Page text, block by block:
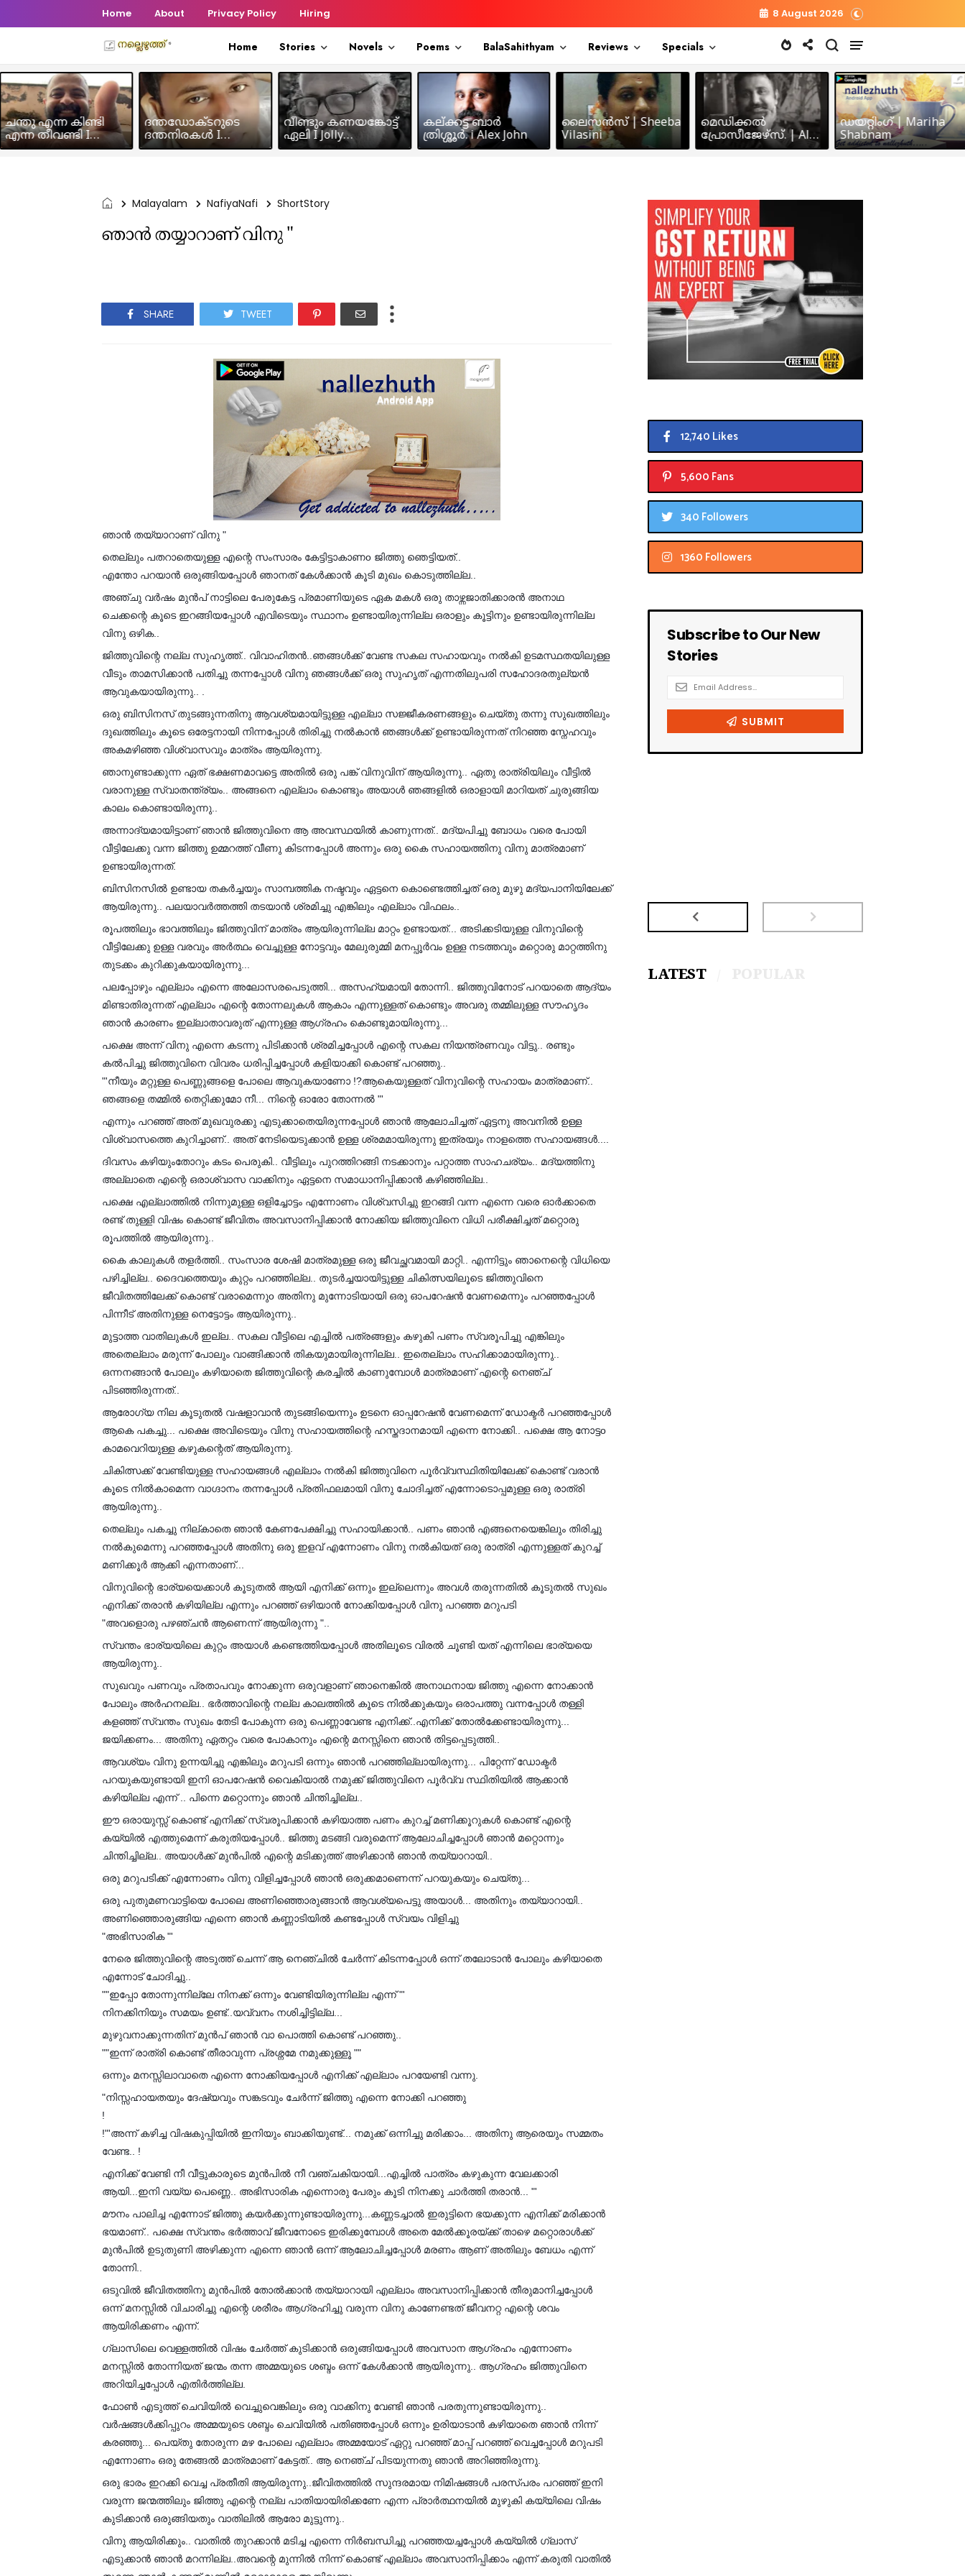
Home About Privacy Policy Hiring 8 August 2026
Home Stories Novels Poems BalaSahithyam Reviews Specials
ചന്തു എന്ന കിണ്ടി
എന്ന തീവണ്ടി I
Humour Story I Rajeev
ദന്തഡോക്ടറുടെ
ദന്തനിരകൾ I
Humour I Hussain MK
വീണ്ടും കണയങ്കോട്ട്
ഏലി I Jolly
Chakramakkil
കല്ക്കട്ട ബാർ
ത്രിശ്ശൂർ. i Alex John
ലൈസൻസ് | Sheeba
Vilasini
മെഡിക്കൽ
പ്രോസീജേഴ്സ്‌. | Alex
John
ഡയറ്റിംഗ് | Mariha
Shabnam
Malayalam NafiyaNafi ShortStory
ഞാൻ തയ്യാറാണ് വിനു "
SHARE TWEET
ഞാൻ തയ്യാറാണ് വിനു "
തെല്ലും പതറാതെയുള്ള എന്റെ സംസാരം കേട്ടിട്ടാകാണo ജിത്തു ഞെട്ടിയത്..
എന്തോ പറയാൻ ഒരുങ്ങിയപ്പോൾ ഞാനത് കേൾക്കാൻ കൂടി മുഖം കൊടുത്തില്ല..
അഞ്ചു വർഷം മുൻപ് നാട്ടിലെ പേരുകേട്ട പ്രമാണിയുടെ ഏക മകൾ ഒരു താഴ്ന്നജാതിക്കാരൻ അനാഥ
ചെക്കന്റെ കൂടെ ഇറങ്ങിയപ്പോൾ എവിടെയും സ്ഥാനം ഉണ്ടായിരുന്നില്ല ഒരാളും കൂട്ടിനും ഉണ്ടായിരുന്നില്ല
വിനു ഒഴിക..
ജിത്തുവിന്റെ നല്ല സുഹൃത്ത്‌.. വിവാഹിതൻ..ഞങ്ങൾക്ക് വേണ്ട സകല സഹായവും നൽകി ഉടമസ്ഥതയിലുള്ള
വീടും താമസിക്കാൻ പതിച്ചു തന്നപ്പോൾ വിനു ഞങ്ങൾക്ക് ഒരു സുഹൃത് എന്നതിലുപരി സഹോദരതുല്യൻ
ആവുകയായിരുന്നു.. .
ഒരു ബിസിനസ്‌ തുടങ്ങുന്നതിനു ആവശ്യമായിട്ടുള്ള എല്ലാ സജ്ജീകരണങ്ങളും ചെയ്തു തന്നു സുഖത്തിലും
ദുഖത്തിലും കൂടെ ഒരേട്ടനായി നിന്നപ്പോൾ തിരിച്ചു നൽകാൻ ഞങ്ങൾക്ക് ഉണ്ടായിരുന്നത് നിറഞ്ഞ സ്നേഹവും
അകമഴിഞ്ഞ വിശ്വാസവും മാത്രം ആയിരുന്നു.
ഞാനുണ്ടാക്കുന്ന ഏത് ഭക്ഷണമാവട്ടെ അതിൽ ഒരു പങ്ക് വിനുവിന് ആയിരുന്നു.. ഏതു രാത്രിയിലും വീട്ടിൽ
വരാനുള്ള സ്വാതന്ത്ര്യം.. അങ്ങനെ എല്ലാം കൊണ്ടും അയാൾ ഞങ്ങളിൽ ഒരാളായി മാറിയത് ചുരുങ്ങിയ
കാലം കൊണ്ടായിരുന്നു..
അന്നാദ്യമായിട്ടാണ് ഞാൻ ജിത്തുവിനെ ആ അവസ്ഥയിൽ കാണുന്നത്.. മദ്യപിച്ചു ബോധം വരെ പോയി
വീട്ടിലേക്കു വന്ന ജിത്തു ഉമ്മറത്ത്‌ വീണു കിടന്നപ്പോൾ അന്നും ഒരു കൈ സഹായത്തിനു വിനു മാത്രമാണ്
ഉണ്ടായിരുന്നത്.
ബിസിനസിൽ ഉണ്ടായ തകർച്ചയും സാമ്പത്തിക നഷ്ടവും ഏട്ടനെ കൊണ്ടെത്തിച്ചത് ഒരു മുഴു മദ്യപാനിയിലേക്ക്
ആയിരുന്നു.. പലയാവർത്തത്തി തടയാൻ ശ്രമിച്ചു എങ്കിലും എല്ലാം വിഫലം..
രൂപത്തിലും ഭാവത്തിലും ജിത്തുവിന് മാത്രം ആയിരുന്നില്ല മാറ്റം ഉണ്ടായത്... അടിക്കടിയുള്ള വിനുവിന്റെ
വീട്ടിലേക്കു ഉള്ള വരവും അർത്ഥം വെച്ചുള്ള നോട്ടവും മേലുരുമ്മി മനപ്പൂർവം ഉള്ള നടത്തവും മറ്റൊരു മാറ്റത്തിനു
തുടക്കം കുറിക്കുകയായിരുന്നു...
പലപ്പോഴും എല്ലാം എന്നെ അലോസരപെടുത്തി... അസഹ്യമായി തോന്നി.. ജിത്തുവിനോട് പറയാതെ ആദ്യം
മിണ്ടാതിരുന്നത് എല്ലാം എന്റെ തോന്നലുകൾ ആകാം എന്നുള്ളത് കൊണ്ടും അവരു തമ്മിലുള്ള സൗഹൃദം
ഞാൻ കാരണം ഇല്ലാതാവരുത് എന്നുള്ള ആഗ്രഹം കൊണ്ടുമായിരുന്നു...
പക്ഷെ അന്ന് വിനു എന്നെ കടന്നു പിടിക്കാൻ ശ്രമിച്ചപ്പോൾ എന്റെ സകല നിയന്ത്രണവും വിട്ടു.. രണ്ടും
കൽപിച്ചു ജിത്തുവിനെ വിവരം ധരിപ്പിച്ചപ്പോൾ കളിയാക്കി കൊണ്ട് പറഞ്ഞു..
"'നീയും മറ്റുള്ള പെണ്ണുങ്ങളെ പോലെ ആവുകയാണോ !?ആകെയുള്ളത് വിനുവിന്റെ സഹായം മാത്രമാണ്..
ഞങ്ങളെ തമ്മിൽ തെറ്റിക്കുമോ നീ... നിന്റെ ഓരോ തോന്നൽ "'
എന്നും പറഞ്ഞ് അത് മുഖവുരക്കു എടുക്കാതെയിരുന്നപ്പോൾ ഞാൻ ആലോചിച്ചത് ഏട്ടനു അവനിൽ ഉള്ള
വിശ്വാസത്തെ കുറിച്ചാണ്.. അത് നേടിയെടുക്കാൻ ഉള്ള ശ്രമമായിരുന്നു ഇത്രയും നാളത്തെ സഹായങ്ങൾ....
ദിവസം കഴിയുംതോറും കടം പെരുകി.. വീട്ടിലും പുറത്തിറങ്ങി നടക്കാനും പറ്റാത്ത സാഹചര്യം.. മദ്യത്തിനു
അല്ലാതെ എന്റെ ഒരാശ്വാസ വാക്കിനും ഏട്ടനെ സമാധാനിപ്പിക്കാൻ കഴിഞ്ഞില്ല..
പക്ഷെ എല്ലാത്തിൽ നിന്നുമുള്ള ഒളിച്ചോട്ടം എന്നോണം വിശ്വസിച്ചു ഇറങ്ങി വന്ന എന്നെ വരെ ഓർക്കാതെ
രണ്ട് തുള്ളി വിഷം കൊണ്ട് ജീവിതം അവസാനിപ്പിക്കാൻ നോക്കിയ ജിത്തുവിനെ വിധി പരീക്ഷിച്ചത് മറ്റൊരു
രൂപത്തിൽ ആയിരുന്നു..
കൈ കാലുകൾ തളർത്തി.. സംസാര ശേഷി മാത്രമുള്ള ഒരു ജീവച്ഛവമായി മാറ്റി.. എന്നിട്ടും ഞാനെന്റെ വിധിയെ
പഴിച്ചില്ല.. ദൈവത്തെയും കുറ്റം പറഞ്ഞില്ല.. തുടർച്ചയായിട്ടുള്ള ചികിത്സയിലൂടെ ജിത്തുവിനെ
ജീവിതത്തിലേക്ക് കൊണ്ട് വരാമെന്നുo അതിനു മുന്നോടിയായി ഒരു ഓപറേഷൻ വേണമെന്നും പറഞ്ഞപ്പോൾ
പിന്നീട് അതിനുള്ള നെട്ടോട്ടം ആയിരുന്നു..
മുട്ടാത്ത വാതിലുകൾ ഇല്ല.. സകല വീട്ടിലെ എച്ചിൽ പത്രങ്ങളും കഴുകി പണം സ്വരൂപിച്ചു എങ്കിലും
അതെല്ലാം മരുന്ന് പോലും വാങ്ങിക്കാൻ തികയുമായിരുന്നില്ല.. ഇതെല്ലാം സഹിക്കാമായിരുന്നു..
ഒന്നനങ്ങാൻ പോലും കഴിയാതെ ജിത്തുവിന്റെ കരച്ചിൽ കാണുമ്പോൾ മാത്രമാണ് എന്റെ നെഞ്ച്
പിടഞ്ഞിരുന്നത്..
ആരോഗ്യ നില കൂടുതൽ വഷളാവാൻ തുടങ്ങിയെന്നും ഉടനെ ഓപ്പറേഷൻ വേണമെന്ന് ഡോക്ടർ പറഞ്ഞപ്പോൾ
ആകെ പകച്ചു... പക്ഷെ അവിടെയും വിനു സഹായത്തിന്റെ ഹസ്തദാനമായി എന്നെ നോക്കി.. പക്ഷെ ആ നോട്ടo
കാമവെറിയുള്ള കഴുകന്റെത് ആയിരുന്നു.
ചികിത്സക്ക് വേണ്ടിയുള്ള സഹായങ്ങൾ എല്ലാം നൽകി ജിത്തുവിനെ പൂർവ്വസ്ഥിതിയിലേക്ക് കൊണ്ട് വരാൻ
കൂടെ നിൽകാമെന്ന വാഗ്ദാനം തന്നപ്പോൾ പ്രതിഫലമായി വിനു ചോദിച്ചത് എന്നോടൊപ്പമുള്ള ഒരു രാത്രി
ആയിരുന്നു..
തെല്ലും പകച്ചു നില്കാതെ ഞാൻ കേണപേക്ഷിച്ചു സഹായിക്കാൻ.. പണം ഞാൻ എങ്ങനെയെങ്കിലും തിരിച്ചു
നൽകുമെന്നു പറഞ്ഞപ്പോൾ അതിനു ഒരു ഇളവ് എന്നോണം വിനു നൽകിയത് ഒരു രാത്രി എന്നുള്ളത് കുറച്ച്
മണിക്കൂർ ആക്കി എന്നതാണ്...
വിനുവിന്റെ ഭാര്യയെക്കാൾ കൂടുതൽ ആയി എനിക്ക് ഒന്നും ഇല്ലെന്നും അവൾ തരുന്നതിൽ കൂടുതൽ സുഖം
എനിക്ക് തരാൻ കഴിയില്ല എന്നും പറഞ്ഞ് ഒഴിയാൻ നോക്കിയപ്പോൾ വിനു പറഞ്ഞ മറുപടി
"അവളൊരു പഴഞ്ചൻ ആണെന്ന് ആയിരുന്നു "..
സ്വന്തം ഭാര്യയിലെ കുറ്റം അയാൾ കണ്ടെത്തിയപ്പോൾ അതിലൂടെ വിരൽ ചൂണ്ടി യത് എന്നിലെ ഭാര്യയെ
ആയിരുന്നു..
സുഖവും പണവും പ്രതാപവും നോക്കുന്ന ഒരുവളാണ് ഞാനെങ്കിൽ അനാഥനായ ജിത്തു എന്നെ നോക്കാൻ
പോലും അർഹനല്ല.. ഭർത്താവിന്റെ നല്ല കാലത്തിൽ കൂടെ നിൽക്കുകയും ഒരാപത്തു വന്നപ്പോൾ തള്ളി
കളഞ്ഞ് സ്വന്തം സുഖം തേടി പോകുന്ന ഒരു പെണ്ണാവേണ്ട എനിക്ക്..എനിക്ക് തോൽക്കേണ്ടായിരുന്നു...
ജയിക്കണം... അതിനു ഏതറ്റം വരെ പോകാനും എന്റെ മനസ്സിനെ ഞാൻ തിട്ടപ്പെടുത്തി..
ആവശ്യം വിനു ഉന്നയിച്ചു എങ്കിലും മറുപടി ഒന്നും ഞാൻ പറഞ്ഞില്ലായിരുന്നു... പിറ്റേന്ന് ഡോക്ടർ
പറയുകയുണ്ടായി ഇനി ഓപറേഷൻ വൈകിയാൽ നമുക്ക് ജിത്തുവിനെ പൂർവ്വ സ്ഥിതിയിൽ ആക്കാൻ
കഴിയില്ല എന്ന് .. പിന്നെ മറ്റൊന്നും ഞാൻ ചിന്തിച്ചില്ല..
ഈ ഒരായുസ്സ് കൊണ്ട് എനിക്ക് സ്വരൂപിക്കാൻ കഴിയാത്ത പണം കുറച്ച് മണിക്കൂറുകൾ കൊണ്ട് എന്റെ
കയ്യിൽ എത്തുമെന്ന് കരുതിയപ്പോൾ.. ജിത്തു മടങ്ങി വരുമെന്ന് ആലോചിച്ചപ്പോൾ ഞാൻ മറ്റൊന്നും
ചിന്തിച്ചില്ല.. അയാൾക്ക്‌ മുൻപിൽ എന്റെ മടിക്കുത്ത്‌ അഴിക്കാൻ ഞാൻ തയ്യാറായി..
ഒരു മറുപടിക്ക് എന്നോണം വിനു വിളിച്ചപ്പോൾ ഞാൻ ഒരുക്കമാണെന്ന് പറയുകയും ചെയ്തു...
ഒരു പുതുമണവാട്ടിയെ പോലെ അണിഞ്ഞൊരുങ്ങാൻ ആവശ്യപെട്ടു അയാൾ... അതിനും തയ്യാറായി..
അണിഞ്ഞൊരുങ്ങിയ എന്നെ ഞാൻ കണ്ണാടിയിൽ കണ്ടപ്പോൾ സ്വയം വിളിച്ചു
"അഭിസാരിക "'
നേരെ ജിത്തുവിന്റെ അടുത്ത് ചെന്ന് ആ നെഞ്ചിൽ ചേർന്ന് കിടന്നപ്പോൾ ഒന്ന് തലോടാൻ പോലും കഴിയാതെ
എന്നോട് ചോദിച്ചു..
""ഇപ്പോ തോന്നുന്നില്ലേ നിനക്ക് ഒന്നും വേണ്ടിയിരുന്നില്ല എന്ന് "'
നിനക്കിനിയും സമയം ഉണ്ട്..യവ്വനം നശിച്ചിട്ടില്ല...
മുഴുവനാക്കുന്നതിന് മുൻപ് ഞാൻ വാ പൊത്തി കൊണ്ട് പറഞ്ഞു..
""ഇന്ന് രാത്രി കൊണ്ട് തീരാവുന്ന പ്രശ്നമേ നമുക്കുള്ളൂ ""
ഒന്നും മനസ്സിലാവാതെ എന്നെ നോക്കിയപ്പോൾ എനിക്ക് എല്ലാം പറയേണ്ടി വന്നു.
"നിസ്സഹായതയും ദേഷ്യവും സങ്കടവും ചേർന്ന് ജിത്തു എന്നെ നോക്കി പറഞ്ഞു
!
!"'അന്ന് കഴിച്ച വിഷകുപ്പിയിൽ ഇനിയും ബാക്കിയുണ്ട്... നമുക്ക് ഒന്നിച്ചു മരിക്കാം... അതിനു ആരെയും സമ്മതം
വേണ്ട.. !
എനിക്ക് വേണ്ടി നീ വീട്ടുകാരുടെ മുൻപിൽ നീ വഞ്ചകിയായി...എച്ചിൽ പാത്രം കഴുകുന്ന വേലക്കാരി
ആയി...ഇനി വയ്യ പെണ്ണെ.. അഭിസാരിക എന്നൊരു പേരും കൂടി നിനക്കു ചാർത്തി തരാൻ... "'
മൗനം പാലിച്ച എന്നോട് ജിത്തു കയർക്കുന്നുണ്ടായിരുന്നു...കണ്ണടച്ചാൽ ഇരുട്ടിനെ ഭയക്കുന്ന എനിക്ക് മരിക്കാൻ
ഭയമാണ്.. പക്ഷെ സ്വന്തം ഭർത്താവ് ജീവനോടെ ഇരിക്കുമ്പോൾ അതെ മേൽക്കൂരയ്ക്ക് താഴെ മറ്റൊരാൾക്ക്‌
മുൻപിൽ ഉടുതുണി അഴിക്കുന്ന എന്നെ ഞാൻ ഒന്ന് ആലോചിച്ചപ്പോൾ മരണം ആണ് അതിലും ബേധം എന്ന്
തോന്നി..
ഒടുവിൽ ജീവിതത്തിനു മുൻപിൽ തോൽക്കാൻ തയ്യാറായി എല്ലാം അവസാനിപ്പിക്കാൻ തീരുമാനിച്ചപ്പോൾ
ഒന്ന് മനസ്സിൽ വിചാരിച്ചു എന്റെ ശരീരം ആഗ്രഹിച്ചു വരുന്ന വിനു കാണേണ്ടത് ജീവനറ്റ എന്റെ ശവം
ആയിരിക്കണം എന്ന്.
ഗ്ലാസിലെ വെള്ളത്തിൽ വിഷം ചേർത്ത് കുടിക്കാൻ ഒരുങ്ങിയപ്പോൾ അവസാന ആഗ്രഹം എന്നോണം
മനസ്സിൽ തോന്നിയത് ജന്മം തന്ന അമ്മയുടെ ശബ്ദം ഒന്ന് കേൾക്കാൻ ആയിരുന്നു.. ആഗ്രഹം ജിത്തുവിനെ
അറിയിച്ചപ്പോൾ എതിർത്തില്ല.
ഫോൺ എടുത്ത് ചെവിയിൽ വെച്ചുവെങ്കിലും ഒരു വാക്കിനു വേണ്ടി ഞാൻ പരതുന്നുണ്ടായിരുന്നു..
വർഷങ്ങൾക്കിപ്പുറം അമ്മയുടെ ശബ്ദം ചെവിയിൽ പതിഞ്ഞപ്പോൾ ഒന്നും ഉരിയാടാൻ കഴിയാതെ ഞാൻ നിന്ന്
കരഞ്ഞു... പെയ്തു തോരുന്ന മഴ പോലെ എല്ലാം അമ്മയോട് ഏറ്റു പറഞ്ഞ് മാപ്പ് പറഞ്ഞ് വെച്ചപ്പോൾ മറുപടി
എന്നോണം ഒരു തേങ്ങൽ മാത്രമാണ് കേട്ടത്.. ആ നെഞ്ച് പിടയുന്നതു ഞാൻ അറിഞ്ഞിരുന്നു.
ഒരു ഭാരം ഇറക്കി വെച്ച പ്രതീതി ആയിരുന്നു..ജീവിതത്തിൽ സുന്ദരമായ നിമിഷങ്ങൾ പരസ്പരം പറഞ്ഞ് ഇനി
വരുന്ന ജന്മത്തിലും ജിത്തു എന്റെ നല്ല പാതിയായിരിക്കണേ എന്ന പ്രാർത്ഥനയിൽ മുഴുകി കയ്യിലെ വിഷം
കുടിക്കാൻ ഒരുങ്ങിയതും വാതിലിൽ ആരോ മുട്ടുന്നു..
വിനു ആയിരിക്കും.. വാതിൽ തുറക്കാൻ മടിച്ച എന്നെ നിർബന്ധിച്ചു പറഞ്ഞയച്ചപ്പോൾ കയ്യിൽ ഗ്ലാസ്‌
എടുക്കാൻ ഞാൻ മറന്നില്ല..അവന്റെ മുന്നിൽ നിന്ന് കൊണ്ട് എല്ലാം അവസാനിപ്പിക്കാം എന്ന് കരുതി വാതിൽ
12,740 Likes
5,600 Fans
340 Followers
1360 Followers
LATEST